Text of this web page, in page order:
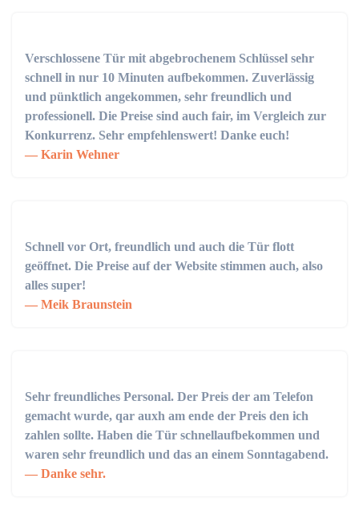
Verschlossene Tür mit abgebrochenem Schlüssel sehr
schnell in nur 10 Minuten aufbekommen. Zuverlässig
und pünktlich angekommen, sehr freundlich und
professionell. Die Preise sind auch fair, im Vergleich zur
Konkurrenz. Sehr empfehlenswert! Danke euch!
Karin Wehner
Schnell vor Ort, freundlich und auch die Tür flott
geöffnet. Die Preise auf der Website stimmen auch, also
alles super!
Meik Braunstein
Sehr freundliches Personal. Der Preis der am Telefon
gemacht wurde, qar auxh am ende der Preis den ich
zahlen sollte. Haben die Tür schnellaufbekommen und
waren sehr freundlich und das an einem Sonntagabend.
Danke sehr.